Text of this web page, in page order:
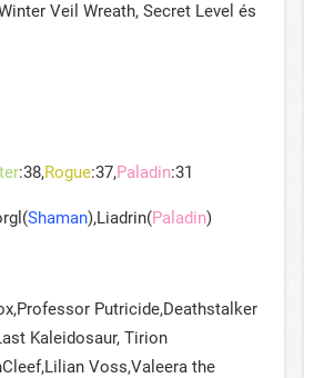
Veil Wreath, Secret Level és
:38,Rogue:37,Paladin:31
Shaman),Liadrin(Paladin)
Putricide,Deathstalker
Kaleidosaur, Tirion
Voss,Valeera the